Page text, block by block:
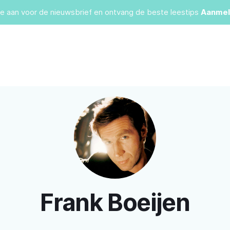
aan voor de nieuwsbrief en ontvang de beste leestips
Frank Boeijen